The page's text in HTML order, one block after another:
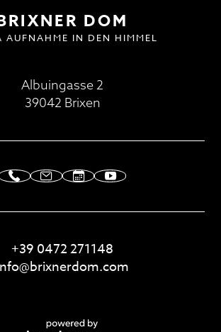
DOM
AUFNAHME IN DEN HIMMEL
Albuingasse 2
39042 Brixen
+39 0472 271148
brixnerdom.com